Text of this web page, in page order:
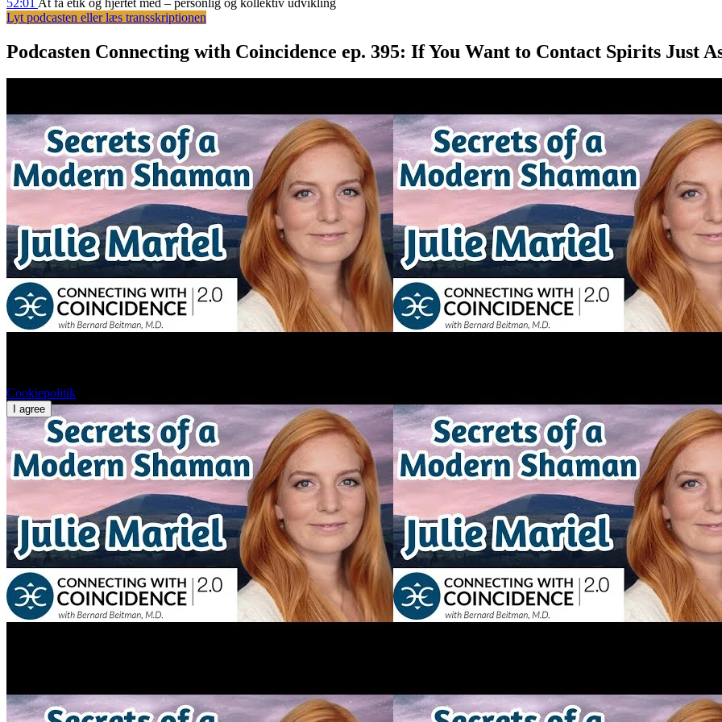
Lyt podcasten eller læs transskriptionen
Podcasten Connecting with Coincidence ep. 395: If You Want to Contact Spirits Just
Cookiepolitik
I agree